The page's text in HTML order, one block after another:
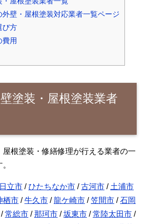
壁・屋根塗装対応業者一覧ページ
び方
費用
塗装・屋根塗装業者
根塗装・修繕修理が行える業者の一
日立市 /ひたちなか市 /古河市 / 土浦市
栖市 /牛久市 /龍ケ崎市 /笠間市 /石岡
/常総市 /那珂市 /坂東市 /常陸太田市 /